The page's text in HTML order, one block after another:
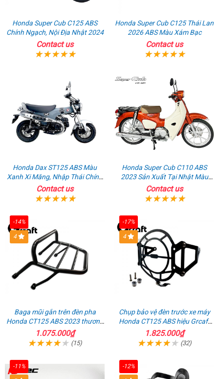
Honda Super Cub C125 ABS
Chính Ngạch, Nội Địa Nhật 2024
Contact us
Honda Super Cub C125 Thái Lan
2026 ABS Màu Xám Bạc
Contact us
Honda Dax ST125 ABS Màu
Xanh Xi Măng, Nhập Thái Chính
Ngạch
Contact us
Honda Super Cub C110 ABS
2023 Sản Xuất Tại Nhật Màu
Cam
Contact us
-14%
4
Baga mũi gắn trên đèn pha
Honda CT125 ABS 2023 thương
hiệu Gcraft
1.075.000₫
(15)
-17%
4
Chụp bảo vệ đèn trước xe máy
Honda CT125 ABS hiệu Grcaft
chính hãng
1.825.000₫
(32)
-11% -12%